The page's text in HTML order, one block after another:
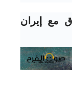
مع إيران